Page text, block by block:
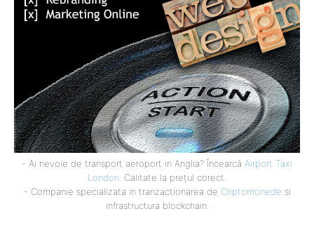
- Ai nevoie de transport aeroport in Anglia? Încearcă Airport Taxi
London . Calitate la prețul corect.
- Companie specializata in tranzactionarea de Criptomonede si
infrastructura blockchain.